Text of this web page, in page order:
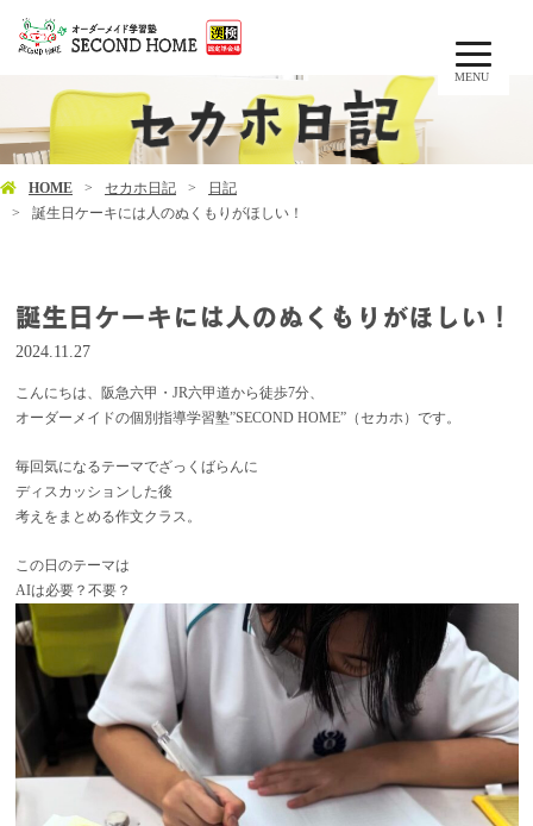
MENU
HOME セカホ日記
日記
誕生日ケーキには人のぬくもりがほしい！
誕生日ケーキには人のぬくもりがほしい！
2024.11.27
こんにちは、阪急六甲・JR六甲道から徒歩7分、
オーダーメイドの個別指導学習塾”SECOND HOME”（セカホ）です。
毎回気になるテーマでざっくばらんに
ディスカッションした後
考えをまとめる作文クラス。
この日のテーマは
AIは必要？不要？